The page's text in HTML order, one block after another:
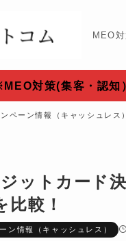
MEO
対策(集客・認知
ペーン情報（キャッシュレス）
ットカード
比較！
ン情報（キャッシュレス）